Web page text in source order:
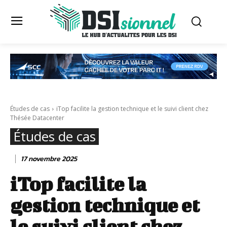
Études de cas
iTop facilite la gestion technique et le suivi client chez
Thésée Datacenter
Études de cas
17 novembre 2025
iTop facilite la
gestion technique et